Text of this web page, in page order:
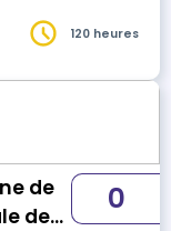
120 heures
de
0